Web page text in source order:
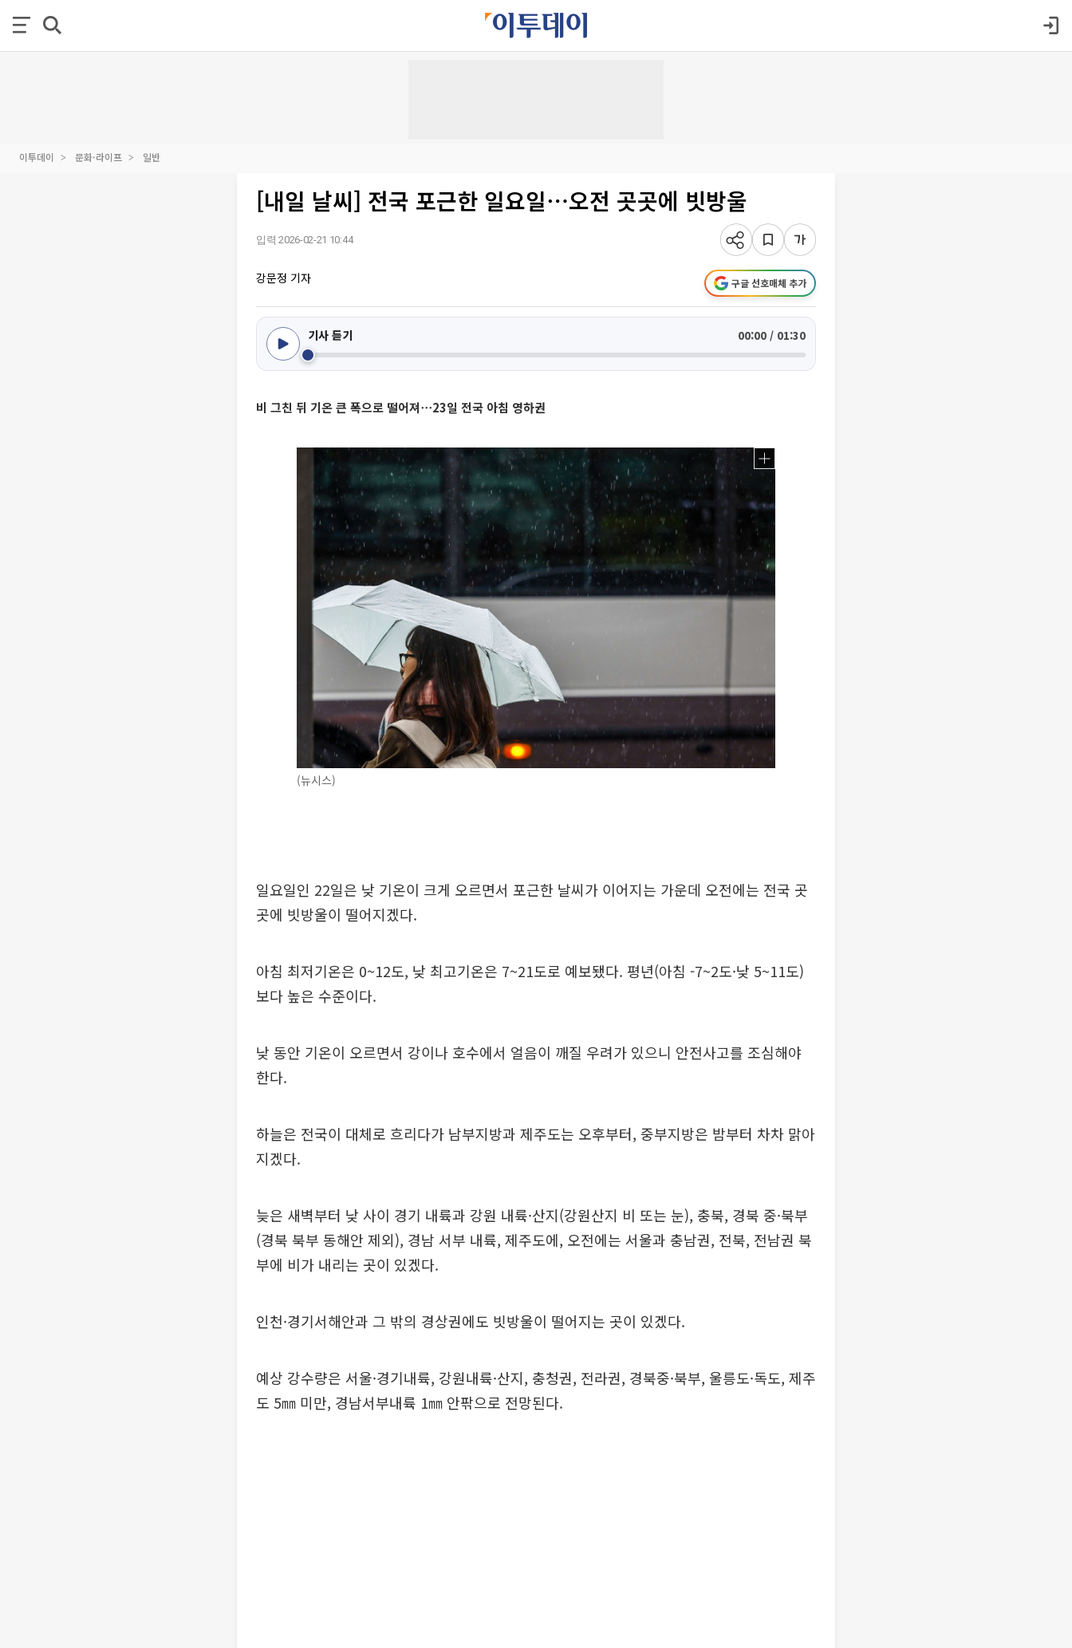
이투데이 문화·라이프 일반
[내일 날씨] 전국 포근한 일요일⋯오전 곳곳에 빗방울
입력 2026-02-21 10:44
강문정 기자 구글 선호매체 추가
기사 듣기 00:00 / 01:30
비 그친 뒤 기온 큰 폭으로 떨어져⋯23일 전국 아침 영하권
(뉴시스)
일요일인 22일은 낮 기온이 크게 오르면서 포근한 날씨가 이어지는 가운데 오전에는 전국 곳
곳에 빗방울이 떨어지겠다.
아침 최저기온은 0~12도, 낮 최고기온은 7~21도로 예보됐다. 평년(아침 -7~2도·낮 5~11도)
보다 높은 수준이다.
낮 동안 기온이 오르면서 강이나 호수에서 얼음이 깨질 우려가 있으니 안전사고를 조심해야
한다.
하늘은 전국이 대체로 흐리다가 남부지방과 제주도는 오후부터, 중부지방은 밤부터 차차 맑아
지겠다.
늦은 새벽부터 낮 사이 경기 내륙과 강원 내륙·산지(강원산지 비 또는 눈), 충북, 경북 중·북부
(경북 북부 동해안 제외), 경남 서부 내륙, 제주도에, 오전에는 서울과 충남권, 전북, 전남권 북
부에 비가 내리는 곳이 있겠다.
인천·경기서해안과 그 밖의 경상권에도 빗방울이 떨어지는 곳이 있겠다.
예상 강수량은 서울·경기내륙, 강원내륙·산지, 충청권, 전라권, 경북중·북부, 울릉도·독도, 제주
도 5㎜ 미만, 경남서부내륙 1㎜ 안팎으로 전망된다.